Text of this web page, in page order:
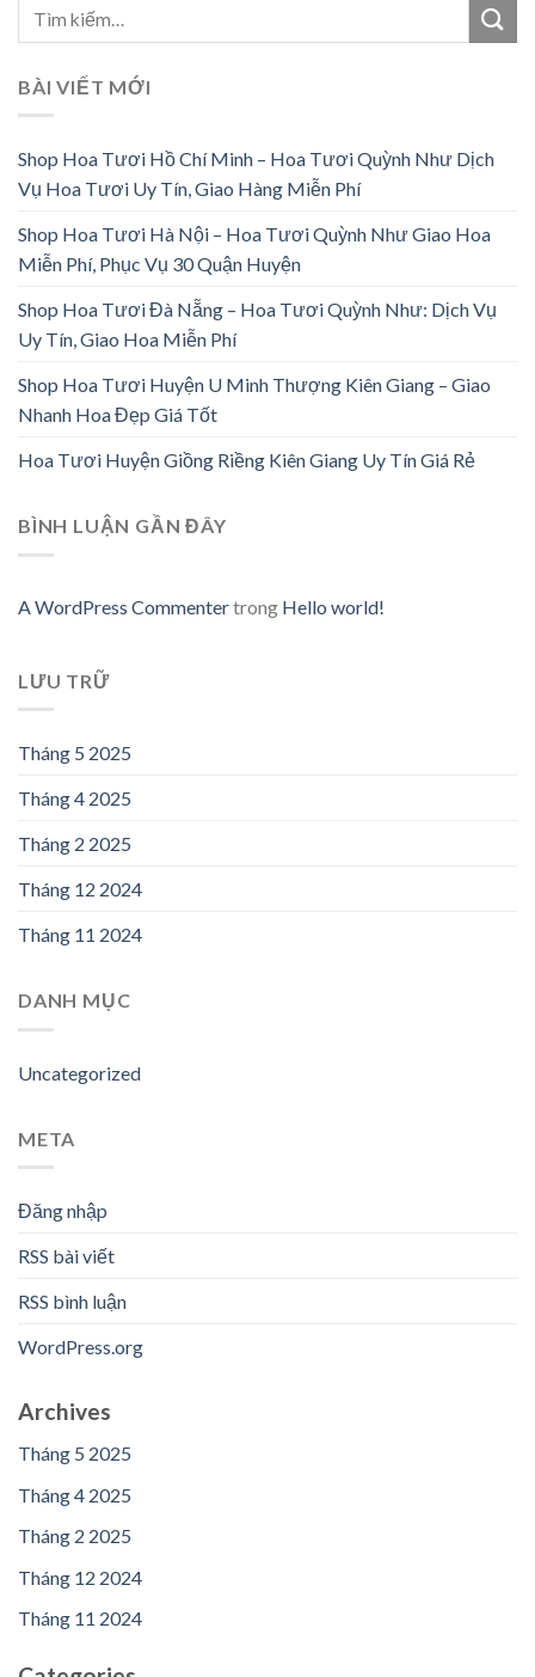
BÀI VIẾT MỚI
Shop Hoa Tươi Hồ Chí Minh – Hoa Tươi Quỳnh Như Dịch
Vụ Hoa Tươi Uy Tín, Giao Hàng Miễn Phí
Shop Hoa Tươi Hà Nội – Hoa Tươi Quỳnh Như Giao Hoa
Miễn Phí, Phục Vụ 30 Quận Huyện
Shop Hoa Tươi Đà Nẵng – Hoa Tươi Quỳnh Như: Dịch Vụ
Uy Tín, Giao Hoa Miễn Phí
Shop Hoa Tươi Huyện U Minh Thượng Kiên Giang – Giao
Nhanh Hoa Đẹp Giá Tốt
Hoa Tươi Huyện Giồng Riềng Kiên Giang Uy Tín Giá Rẻ
BÌNH LUẬN GẦN ĐÂY
A WordPress Commentertrong Hello world!
LƯU TRỮ
Tháng 5 2025
Tháng 4 2025
Tháng 2 2025
Tháng 12 2024
Tháng 11 2024
DANH MỤC
Uncategorized
META
Đăng nhập
RSS bài viết
RSS bình luận
WordPress.org
Archives
Tháng 5 2025
Tháng 4 2025
Tháng 2 2025
Tháng 12 2024
Tháng 11 2024